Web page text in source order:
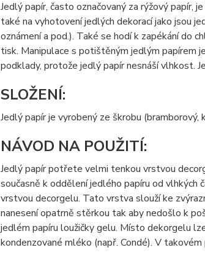
Jedlý papír, často označovaný za rýžový papír,
také na vyhotovení jedlých dekorací jako jsou
oznámení a pod.). Také se hodí k zapékání do
tisk. Manipulace s potištěným jedlým papírem
podklady, protože jedlý papír nesnáší vlhkost.
SLOŽENÍ:
Jedlý papír je vyrobený ze škrobu
NÁVOD NA POUŽITÍ:
Jedlý papír potřete velmi tenkou vrstvou
současně k oddělení jedlého papíru od
vrstvou decorgelu. Tato vrstva slouží ke
nanesení opatrně stěrkou tak aby nedošlo k
jedlém papíru loužičky gelu. Místo dekorgelu
kondenzované mléko (např. Condé). V